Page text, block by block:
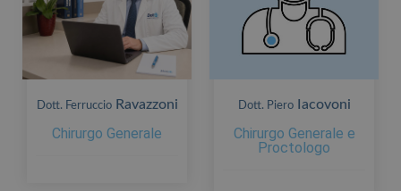
Dott. FerruccioRavazzoni
Chirurgo Generale
Dott. PieroIacovoni
Chirurgo Generale e
Proctologo